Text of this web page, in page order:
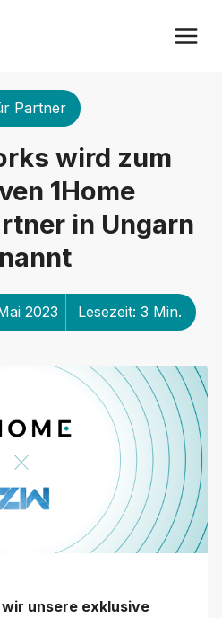
Partner
wird zum
1Home
in Ungarn
2023 Lesezeit: 3 Min.
unsere exklusive